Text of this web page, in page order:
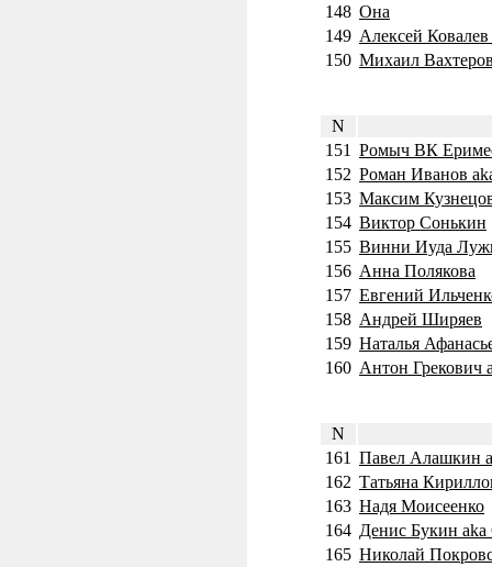
148 Она
149 Алексей
150 Михаил
N
151 Ромыч ВК
152 Роман Иванов
153 Максим
154 Виктор Сонькин
155 Винни Иуда
156 Анна Полякова
157 Евгений
158 Андрей Ширяев
159 Наталья
160 Антон Грекович
N
161 Павел Алашкин
162 Татьяна
163 Надя Моисеенко
164 Денис Букин aka
165 Николай